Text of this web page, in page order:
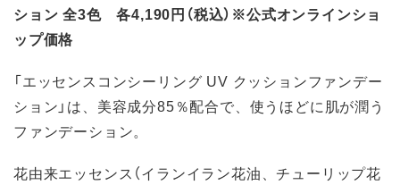
ション 全3色 各4,190円（税込）※公式オンラインショ
ップ価格
「エッセンスコンシーリング UV クッションファンデー
ション」は、美容成分85％配合で、使うほどに肌が潤う
ファンデーション。
花由来エッセンス（イランイラン花油、チューリップ花